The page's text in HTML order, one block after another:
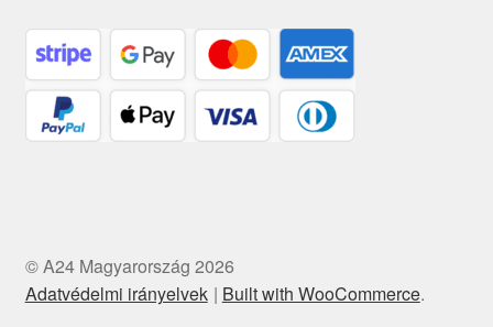
© A24 Magyarország 2026
Adatvédelmi irányelvek
Built with WooCommerce.